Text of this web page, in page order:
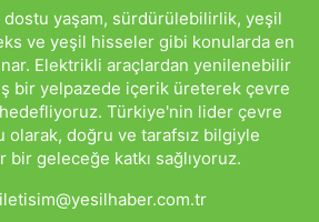
dostu yaşam, sürdürülebilirlik, yeşil
ve yeşil hisseler gibi konularda en
Elektrikli araçlardan yenilenebilir
bir yelpazede içerik üreterek çevre
Türkiye'nin lider çevre
olarak, doğru ve tarafsız bilgiyle
geleceğe katkı sağlıyoruz.
iletisim@yesilhaber.com.tr